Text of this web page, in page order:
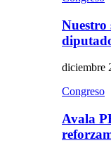
Nuestro
diciembre
Congreso
Avala